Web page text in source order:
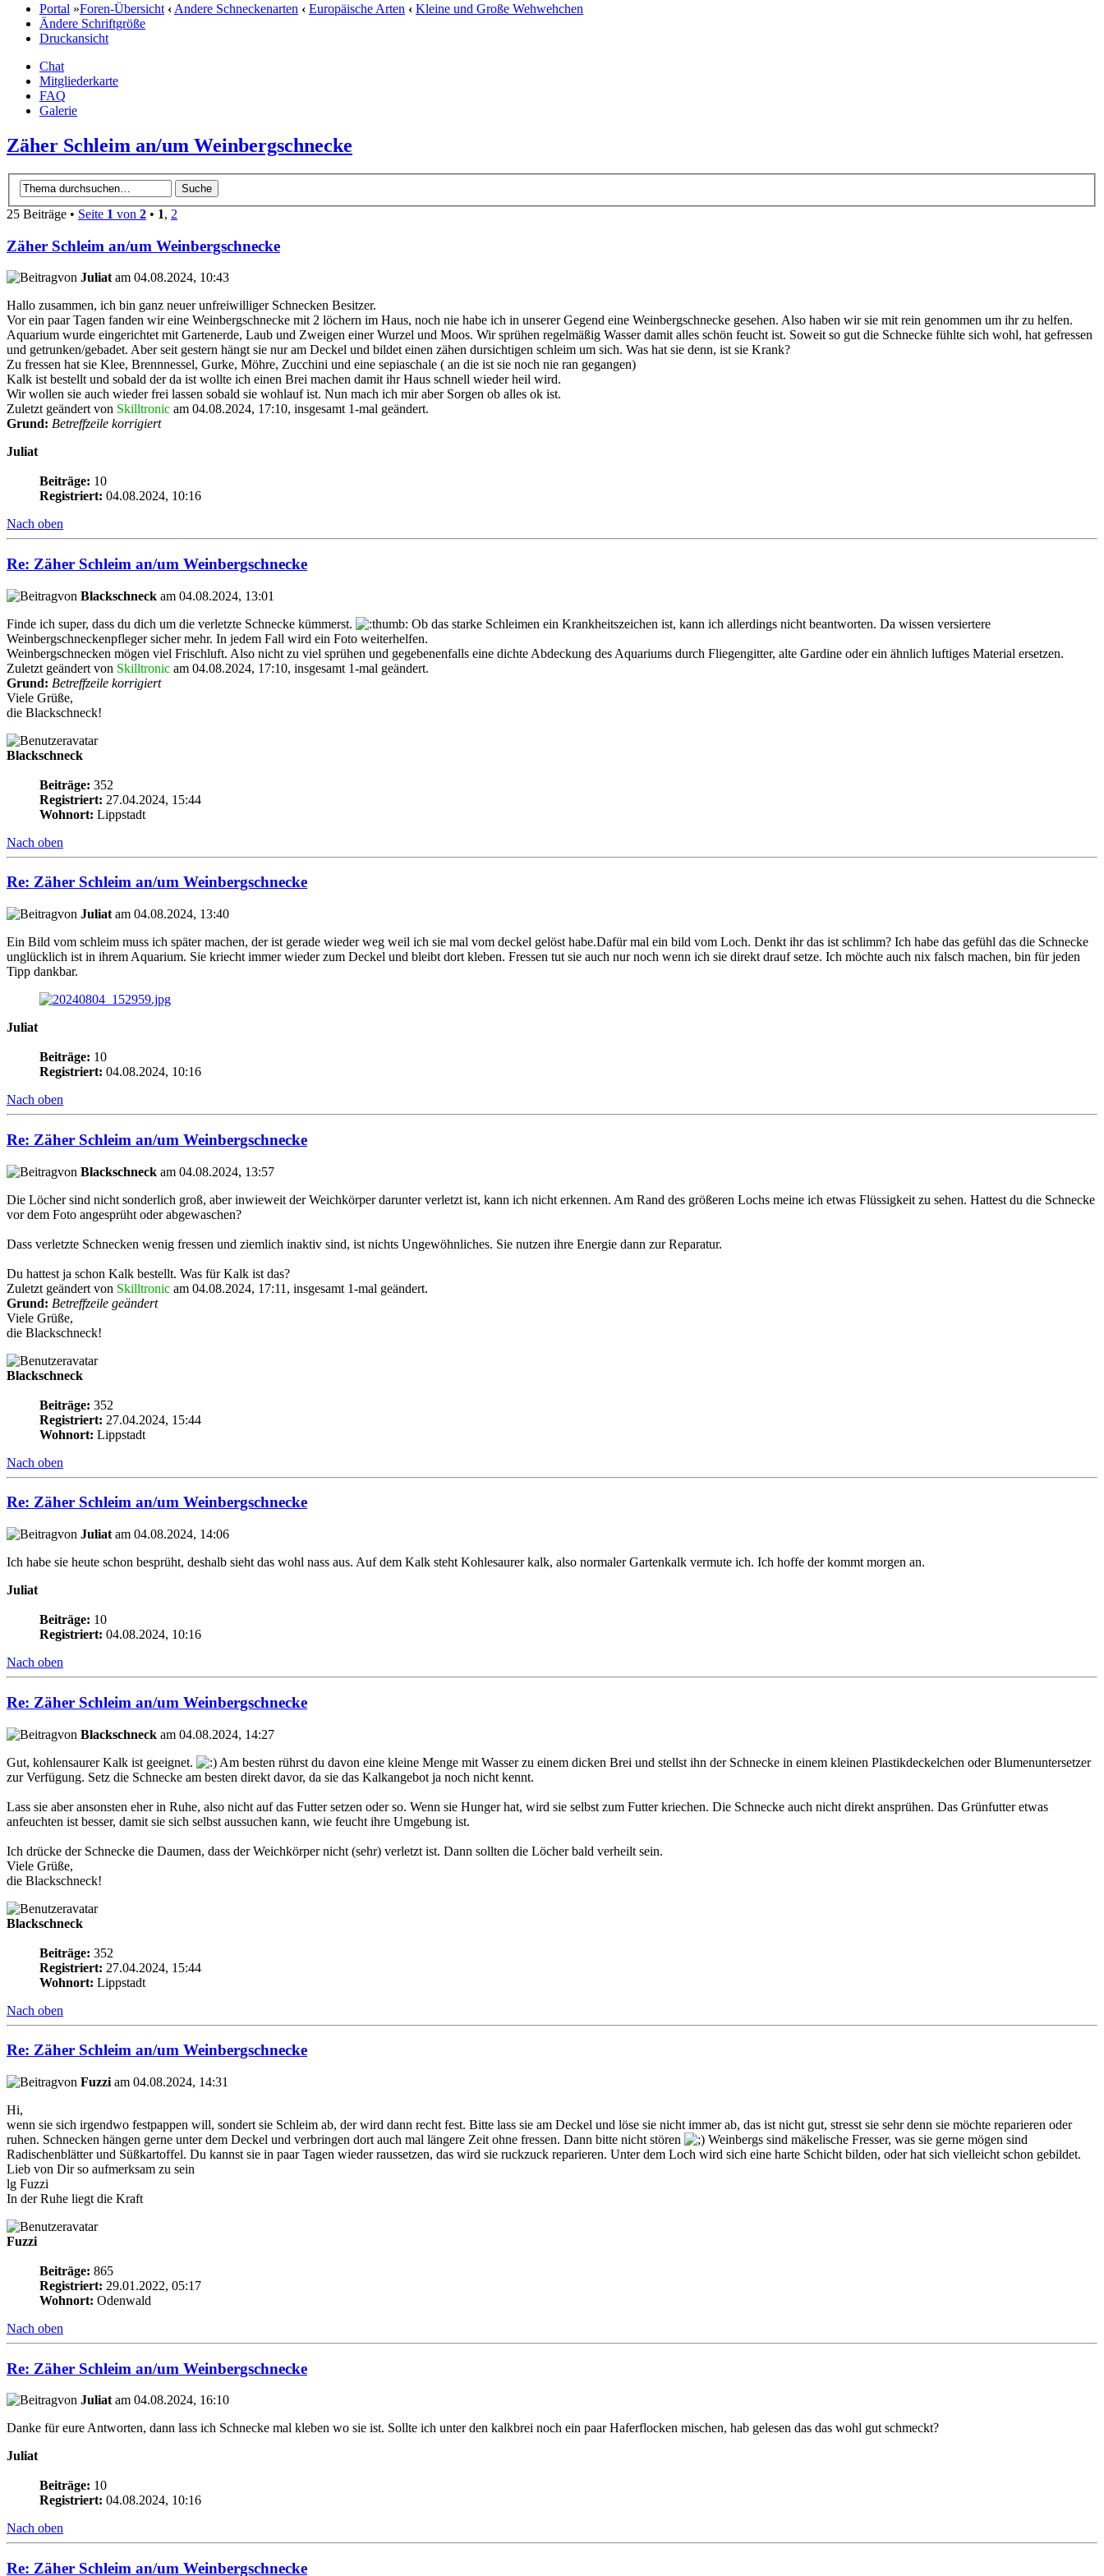
Portal »Foren-Übersicht ‹Andere Schneckenarten ‹ Europäische Arten ‹ Kleine und Große Wehwehchen
Ändere Schriftgröße
Druckansicht
Chat
Mitgliederkarte
FAQ
Galerie
Zäher Schleim an/um Weinbergschnecke
25 Beiträge • Seite 1 von 2 • 1, 2
Zäher Schleim an/um Weinbergschnecke
von Juliat am 04.08.2024, 10:43
Hallo zusammen, ich bin ganz neuer unfreiwilliger Schnecken Besitzer.
Vor ein paar Tagen fanden wir eine Weinbergschnecke mit 2 löchern im Haus, noch nie habe ich in unserer Gegend eine Weinbergschnecke gesehen. Also haben wir sie mit rein genommen um ihr zu helfen.
Aquarium wurde eingerichtet mit Gartenerde, Laub und Zweigen einer Wurzel und Moos. Wir sprühen regelmäßig Wasser damit alles schön feucht ist. Soweit so gut die Schnecke fühlte sich wohl, hat gefressen
und getrunken/gebadet. Aber seit gestern hängt sie nur am Deckel und bildet einen zähen dursichtigen schleim um sich. Was hat sie denn, ist sie Krank?
Zu fressen hat sie Klee, Brennnessel, Gurke, Möhre, Zucchini und eine sepiaschale ( an die ist sie noch nie ran gegangen)
Kalk ist bestellt und sobald der da ist wollte ich einen Brei machen damit ihr Haus schnell wieder heil wird.
Wir wollen sie auch wieder frei lassen sobald sie wohlauf ist. Nun mach ich mir aber Sorgen ob alles ok ist.
Zuletzt geändert von Skilltronic am 04.08.2024, 17:10, insgesamt 1-mal geändert.
Grund: Betreffzeile korrigiert
Juliat
Beiträge: 10
Registriert: 04.08.2024, 10:16
Nach oben
Re: Zäher Schleim an/um Weinbergschnecke
von Blackschneck am 04.08.2024, 13:01
Finde ich super, dass du dich um die verletzte Schnecke kümmerst.
Ob das starke Schleimen ein Krankheitszeichen ist, kann ich allerdings nicht beantworten. Da wissen versiertere
Weinbergschneckenpfleger sicher mehr. In jedem Fall wird ein Foto weiterhelfen.
Weinbergschnecken mögen viel Frischluft. Also nicht zu viel sprühen und gegebenenfalls eine dichte Abdeckung des Aquariums durch Fliegengitter, alte Gardine oder ein ähnlich luftiges Material ersetzen.
Zuletzt geändert von Skilltronic am 04.08.2024, 17:10, insgesamt 1-mal geändert.
Grund: Betreffzeile korrigiert
Viele Grüße,
die Blackschneck!
Blackschneck
Beiträge: 352
Registriert: 27.04.2024, 15:44
Wohnort: Lippstadt
Nach oben
Re: Zäher Schleim an/um Weinbergschnecke
von Juliat am 04.08.2024, 13:40
Ein Bild vom schleim muss ich später machen, der ist gerade wieder weg weil ich sie mal vom deckel gelöst habe.Dafür mal ein bild vom Loch. Denkt ihr das ist schlimm? Ich habe das gefühl das die Schnecke
unglücklich ist in ihrem Aquarium. Sie kriecht immer wieder zum Deckel und bleibt dort kleben. Fressen tut sie auch nur noch wenn ich sie direkt drauf setze. Ich möchte auch nix falsch machen, bin für jeden
Tipp dankbar.
Juliat
Beiträge: 10
Registriert: 04.08.2024, 10:16
Nach oben
Re: Zäher Schleim an/um Weinbergschnecke
von Blackschneck am 04.08.2024, 13:57
Die Löcher sind nicht sonderlich groß, aber inwieweit der Weichkörper darunter verletzt ist, kann ich nicht erkennen. Am Rand des größeren Lochs meine ich etwas Flüssigkeit zu sehen. Hattest du die Schnecke
vor dem Foto angesprüht oder abgewaschen?
Dass verletzte Schnecken wenig fressen und ziemlich inaktiv sind, ist nichts Ungewöhnliches. Sie nutzen ihre Energie dann zur Reparatur.
Du hattest ja schon Kalk bestellt. Was für Kalk ist das?
Zuletzt geändert von Skilltronic am 04.08.2024, 17:11, insgesamt 1-mal geändert.
Grund: Betreffzeile geändert
Viele Grüße,
die Blackschneck!
Blackschneck
Beiträge: 352
Registriert: 27.04.2024, 15:44
Wohnort: Lippstadt
Nach oben
Re: Zäher Schleim an/um Weinbergschnecke
von Juliat am 04.08.2024, 14:06
Ich habe sie heute schon besprüht, deshalb sieht das wohl nass aus. Auf dem Kalk steht Kohlesaurer kalk, also normaler Gartenkalk vermute ich. Ich hoffe der kommt morgen an.
Juliat
Beiträge: 10
Registriert: 04.08.2024, 10:16
Nach oben
Re: Zäher Schleim an/um Weinbergschnecke
von Blackschneck am 04.08.2024, 14:27
Gut, kohlensaurer Kalk ist geeignet.
Am besten rührst du davon eine kleine Menge mit Wasser zu einem dicken Brei und stellst ihn der Schnecke in einem kleinen Plastikdeckelchen oder Blumenuntersetzer
zur Verfügung. Setz die Schnecke am besten direkt davor, da sie das Kalkangebot ja noch nicht kennt.
Lass sie aber ansonsten eher in Ruhe, also nicht auf das Futter setzen oder so. Wenn sie Hunger hat, wird sie selbst zum Futter kriechen. Die Schnecke auch nicht direkt ansprühen. Das Grünfutter etwas
anfeuchten ist besser, damit sie sich selbst aussuchen kann, wie feucht ihre Umgebung ist.
Ich drücke der Schnecke die Daumen, dass der Weichkörper nicht (sehr) verletzt ist. Dann sollten die Löcher bald verheilt sein.
Viele Grüße,
die Blackschneck!
Blackschneck
Beiträge: 352
Registriert: 27.04.2024, 15:44
Wohnort: Lippstadt
Nach oben
Re: Zäher Schleim an/um Weinbergschnecke
von Fuzzi am 04.08.2024, 14:31
Hi,
wenn sie sich irgendwo festpappen will, sondert sie Schleim ab, der wird dann recht fest. Bitte lass sie am Deckel und löse sie nicht immer ab, das ist nicht gut, stresst sie sehr denn sie möchte reparieren oder
ruhen. Schnecken hängen gerne unter dem Deckel und verbringen dort auch mal längere Zeit ohne fressen. Dann bitte nicht stören
Weinbergs sind mäkelische Fresser, was sie gerne mögen sind
Radischenblätter und Süßkartoffel. Du kannst sie in paar Tagen wieder raussetzen, das wird sie ruckzuck reparieren. Unter dem Loch wird sich eine harte Schicht bilden, oder hat sich vielleicht schon gebildet.
Lieb von Dir so aufmerksam zu sein
lg Fuzzi
In der Ruhe liegt die Kraft
Fuzzi
Beiträge: 865
Registriert: 29.01.2022, 05:17
Wohnort: Odenwald
Nach oben
Re: Zäher Schleim an/um Weinbergschnecke
von Juliat am 04.08.2024, 16:10
Danke für eure Antworten, dann lass ich Schnecke mal kleben wo sie ist. Sollte ich unter den kalkbrei noch ein paar Haferflocken mischen, hab gelesen das das wohl gut schmeckt?
Juliat
Beiträge: 10
Registriert: 04.08.2024, 10:16
Nach oben
Re: Zäher Schleim an/um Weinbergschnecke